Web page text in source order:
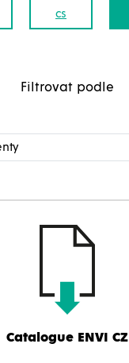
cs
Filtrovat podle
Catalogue ENVI CZ